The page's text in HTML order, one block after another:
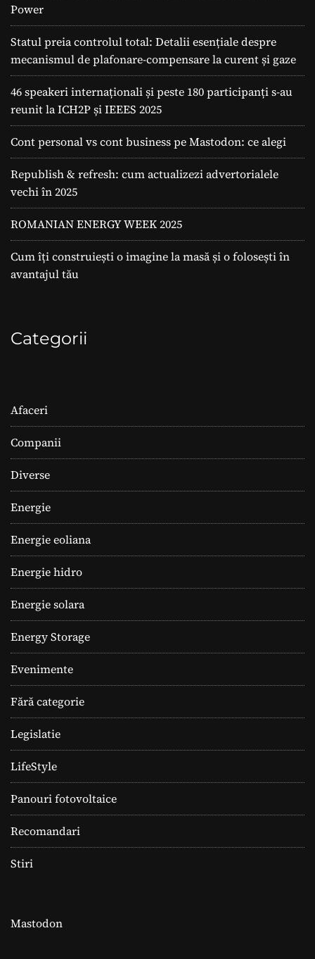
Power
Statul preia controlul total: Detalii esențiale despre
mecanismul de plafonare-compensare la curent și gaze
46 speakeri internaționali și peste 180 participanți s-au
reunit la ICH2P și IEEES 2025
Cont personal vs cont business pe Mastodon: ce alegi
Republish & refresh: cum actualizezi advertorialele
vechi în 2025
ROMANIAN ENERGY WEEK 2025
Cum îți construiești o imagine la masă și o folosești în
avantajul tău
Categorii
Afaceri
Companii
Diverse
Energie
Energie eoliana
Energie hidro
Energie solara
Energy Storage
Evenimente
Fără categorie
Legislatie
LifeStyle
Panouri fotovoltaice
Recomandari
Stiri
Mastodon